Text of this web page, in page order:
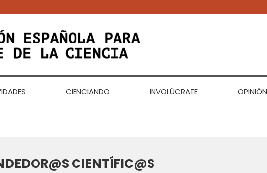
CIENCIANDO INVOLÚCRATE OPINIÓN
CIENTÍFIC@S